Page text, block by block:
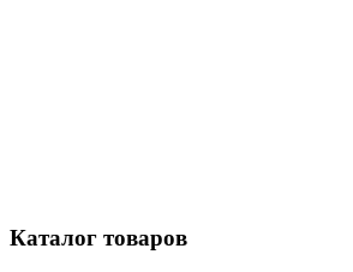
Каталог товаров